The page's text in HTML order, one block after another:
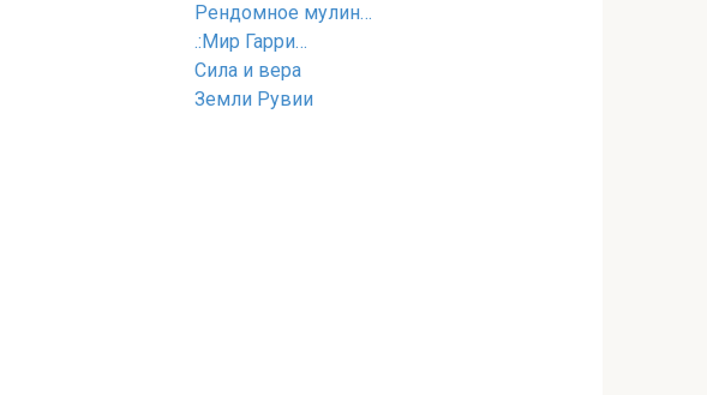
Рендомное мулин…
.:Мир Гарри…
Cила и вера
Земли Рувии